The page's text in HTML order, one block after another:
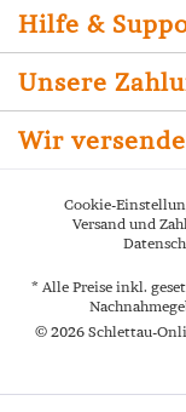
Hilfe &
Unsere
Wir
Cookie-
Versand und
* Alle Preise inkl.
© 2026 Schlettau-